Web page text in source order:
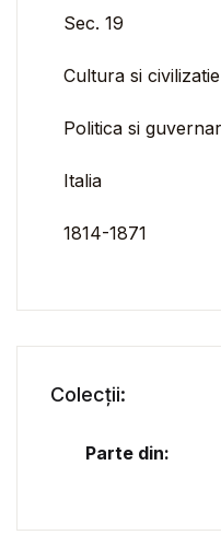
Sec. 19
Cultura si civilizatie
Politica si
Italia
1814-1871
Colecții:
Parte din: